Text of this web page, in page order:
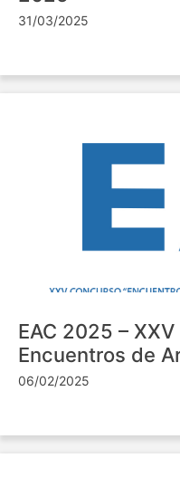
31/03/2025
EAC 2025 –
Encuentros de
06/02/2025